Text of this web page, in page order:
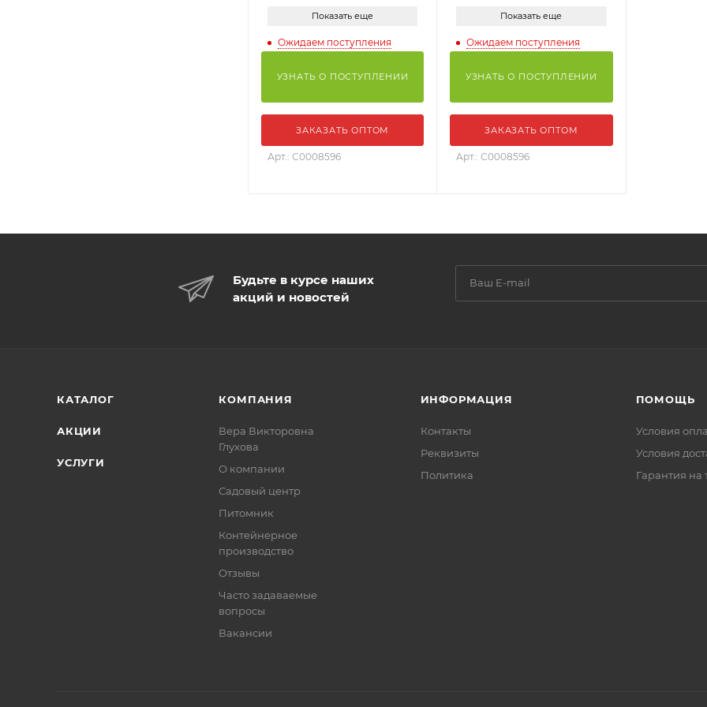
Показать еще
Ожидаем поступления
УЗНАТЬ О ПОСТУПЛЕНИИ
ЗАКАЗАТЬ ОПТОМ
Арт.: С0008596
Показать еще
Ожидаем поступления
УЗНАТЬ О ПОСТУПЛЕНИИ
ЗАКАЗАТЬ ОПТОМ
Арт.: С0008596
Будьте в курсе наших
акций и новостей
КАТАЛОГ
АКЦИИ
УСЛУГИ
КОМПАНИЯ
Вера Викторовна
Глухова
О компании
Садовый центр
Питомник
Контейнерное
производство
Отзывы
Часто задаваемые
вопросы
Вакансии
ИНФОРМАЦИЯ
Контакты
Реквизиты
Политика
ПОМОЩЬ
Условия
Условия
Гарантия на